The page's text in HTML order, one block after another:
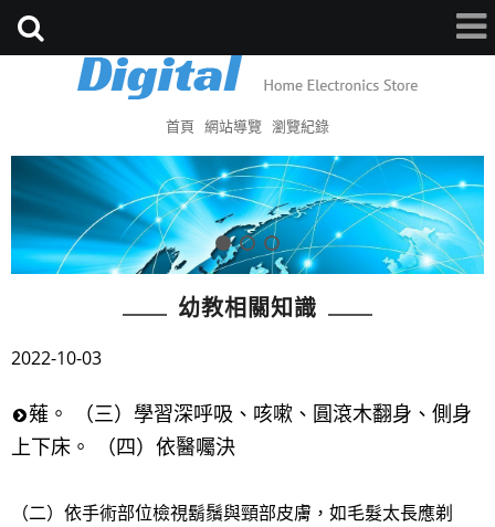
首頁 網站導覽 瀏覽紀錄
幼教相關知識
2022-10-03
薙。 （三）學習深呼吸、咳嗽、圓滾木翻身、側身
上下床。 （四）依醫囑決
（二）依手術部位檢視鬍鬚與頸部皮膚，如毛髮太長應剃